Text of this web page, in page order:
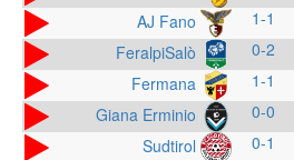
AJ Fano
1-1
FeralpiSalò
0-2
Fermana
1-1
Giana Erminio
0-0
Sudtirol
0-1